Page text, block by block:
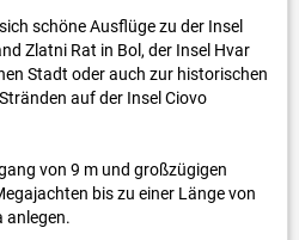
schöne Ausflüge zu der Insel
Zlatni Rat in Bol, der Insel Hvar
Stadt oder auch zur historischen
auf der Insel Ciovo
von 9 m und großzügigen
bis zu einer Länge von
anlegen.